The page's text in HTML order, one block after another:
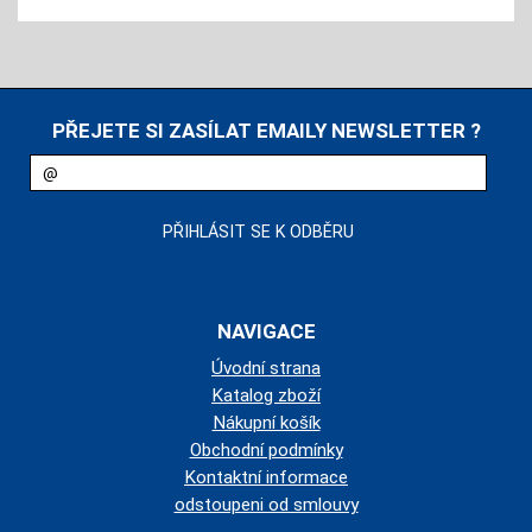
PŘEJETE SI ZASÍLAT EMAILY NEWSLETTER ?
NAVIGACE
Úvodní strana
Katalog zboží
Nákupní košík
Obchodní podmínky
Kontaktní informace
odstoupeni od smlouvy